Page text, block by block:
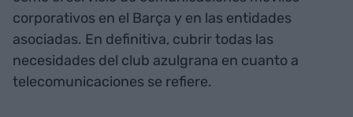
corporativos en el Barça y en las entidades
asociadas. En definitiva, cubrir todas las
necesidades del club azulgrana en cuanto a
telecomunicaciones se refiere.